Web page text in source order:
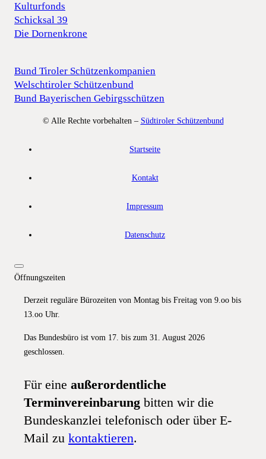
Kulturfonds
Schicksal 39
Die Dornenkrone
Bund Tiroler Schützenkompanien
Welschtiroler Schützenbund
Bund Bayerischen Gebirgsschützen
© Alle Rechte vorbehalten – Südtiroler Schützenbund
Startseite
Kontakt
Impressum
Datenschutz
Öffnungszeiten
Derzeit reguläre Bürozeiten von Montag bis Freitag von 9.oo bis
13.oo Uhr.
Das Bundesbüro ist vom 17. bis zum 31. August 2026
geschlossen.
Für eine außerordentliche
Terminvereinbarung bitten wir die
Bundeskanzlei telefonisch oder über E-
Mail zu kontaktieren.